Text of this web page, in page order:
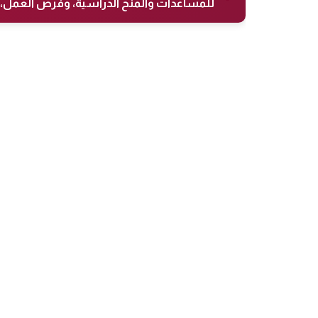
للمساعدات والمنح الدراسية، وفرص